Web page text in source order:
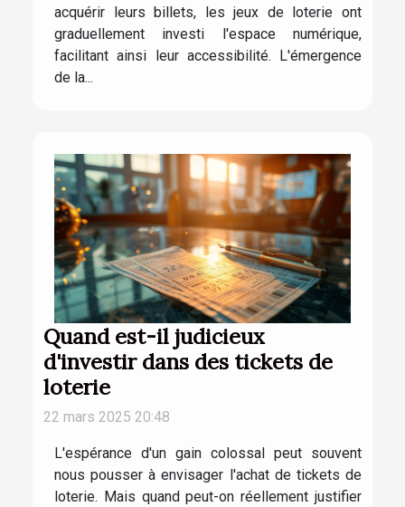
acquérir leurs billets, les jeux de loterie ont
graduellement investi l'espace numérique,
facilitant ainsi leur accessibilité. L'émergence
de la...
Quand est-il judicieux
d'investir dans des tickets de
loterie
22 mars 2025 20:48
L'espérance d'un gain colossal peut souvent
nous pousser à envisager l'achat de tickets de
loterie. Mais quand peut-on réellement justifier